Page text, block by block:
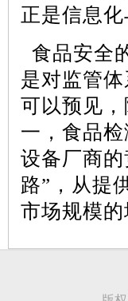
正是信息
食品安全
是对监管
可以预见
一，食品
设备厂商
路”，从提
市场规模